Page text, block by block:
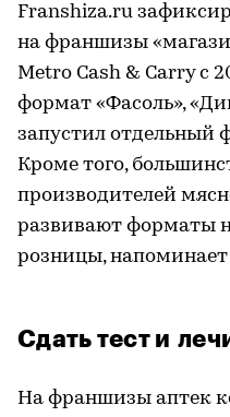
Franshiza.ru
на франшизы
Metro Cash & Carry с
формат «Фасоль»,
запустил отдельный
Кроме того,
производителей
развивают форматы
розницы,
Сдать тест и
На франшизы аптек